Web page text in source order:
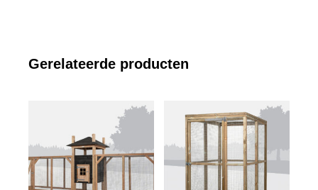
Gerelateerde producten